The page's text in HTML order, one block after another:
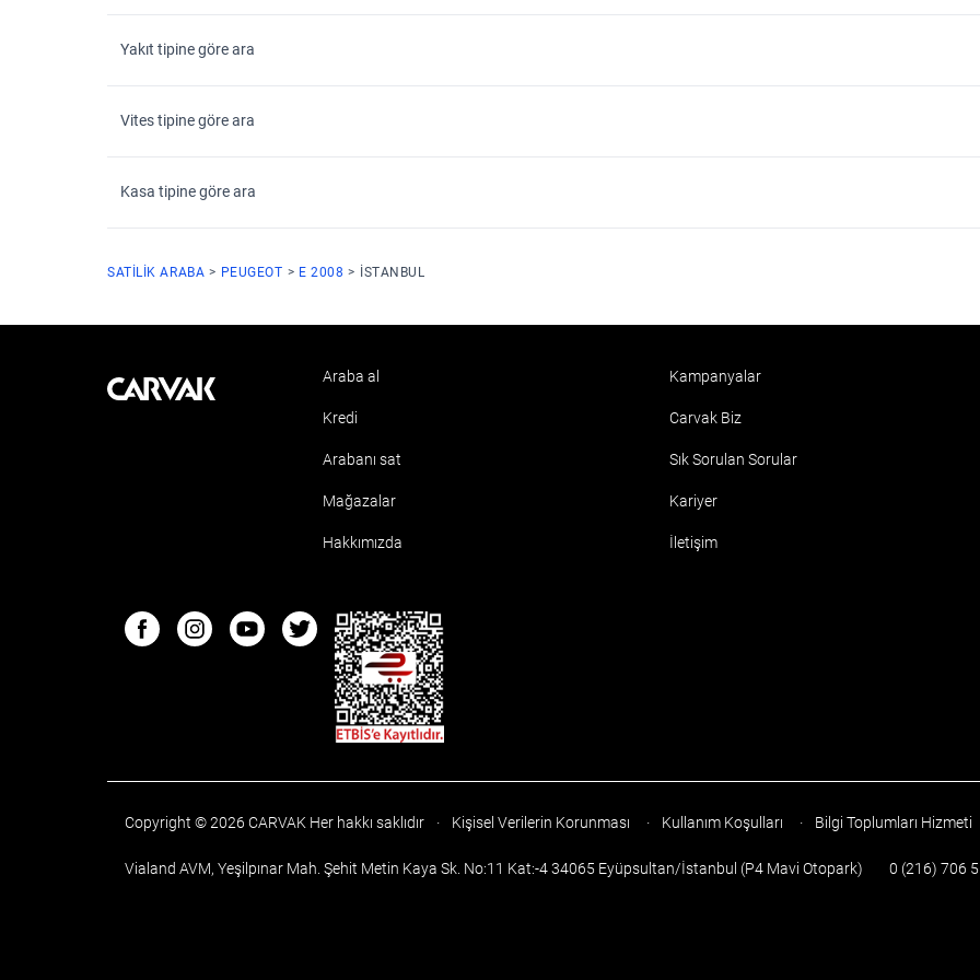
Yakıt tipine göre ara
Vites tipine göre ara
Kasa tipine göre ara
SATILIK ARABA PEUGEOT E 2008 ISTANBUL
Kavak Araba al
Kredi
Arabanı sat
Mağazalar
Hakkımızda
Kampanyalar
Carvak Biz
Sık Sorulan Sorular
Kariyer
İletişim
FacebookInstagramYoutubeTwitter
ETBIS
Copyright © 2026 CARVAK Her hakkı saklıdır · Kişisel Verilerin Korunması · Kullanım Koşulları · Bilgi Toplumları Hizmeti
Vialand AVM, Yeşilpınar Mah. Şehit Metin Kaya Sk. No:11 Kat:-4 34065 Eyüpsultan/İstanbul (P4 Mavi Otopark) 0 (216) 706